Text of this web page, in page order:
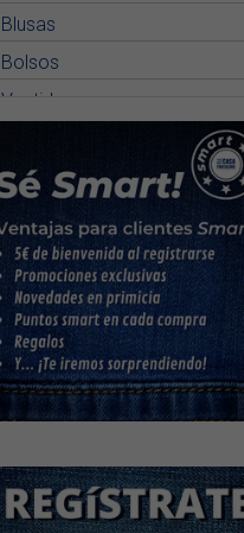
Blusas
Bolsos
Vestidos
Jerséys
Chaquetas
Complementos
Cinturones
Bufandas y pañuelos
Calcetines
Calzado
Gabardina verano hombre
Pana mujer